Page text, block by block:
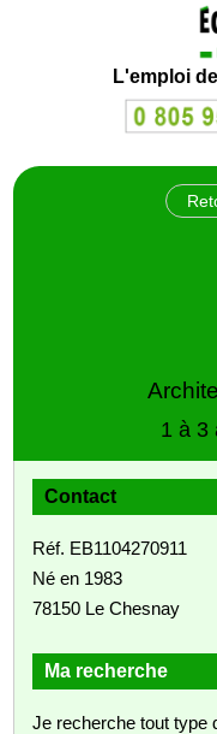
L'emploi
1 à 3
Contact
Réf. EB1104270911
Né en 1983
78150 Le Chesnay
Ma recherche
Je recherche tout type